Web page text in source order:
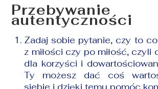
autentyczności
Zadaj sobie pytanie, czy to
z miłości czy po miłość, czyli
dla korzyści i
Ty możesz dać coś